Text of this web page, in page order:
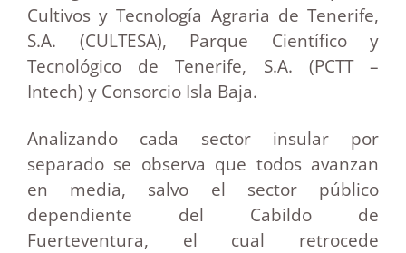
Cultivos y Tecnología Agraria de Tenerife,
S.A. (CULTESA), Parque Científico y
Tecnológico de Tenerife, S.A. (PCTT –
Intech) y Consorcio Isla Baja.
Analizando cada sector insular por
separado se observa que todos avanzan
en media, salvo el sector público
dependiente del Cabildo de
Fuerteventura, el cual retrocede